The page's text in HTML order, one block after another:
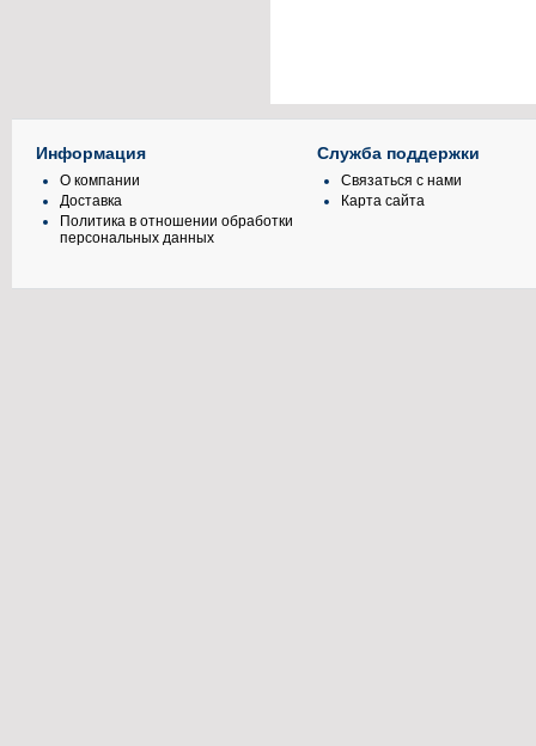
Информация
О компании
Доставка
Политика в отношении обработки
персональных данных
Служба поддержки
Связаться с нами
Карта сайта